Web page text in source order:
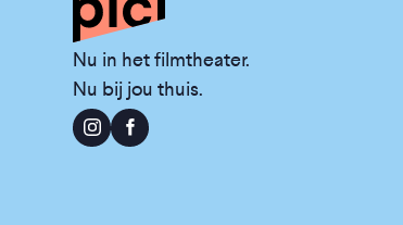
Nu in het filmtheater.
Nu bij jou thuis.